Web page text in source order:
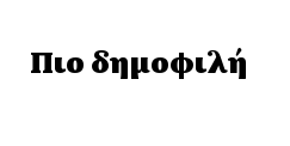
Πιο δημοφιλή